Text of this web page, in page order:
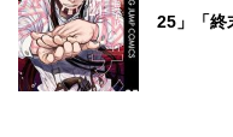
25」「終